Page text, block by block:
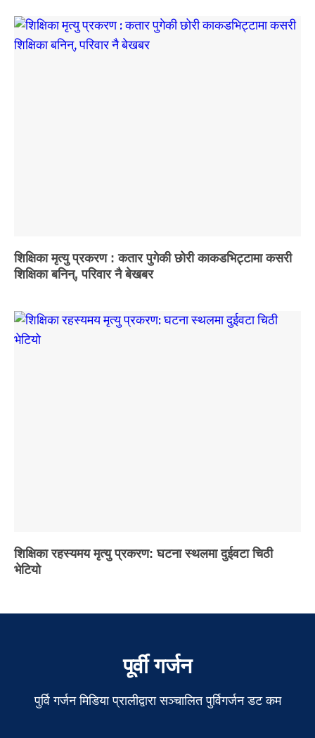
शिक्षिका मृत्यु प्रकरण : कतार पुगेकी छोरी काकडभिट्टामा कसरी
शिक्षिका बनिन्, परिवार नै बेखबर
शिक्षिका रहस्यमय मृत्यु प्रकरण: घटना स्थलमा दुईवटा चिठी
भेटियो
पूर्वी गर्जन
पुर्वि गर्जन मिडिया प्रालीद्वारा सञ्चालित पुर्विगर्जन डट कम